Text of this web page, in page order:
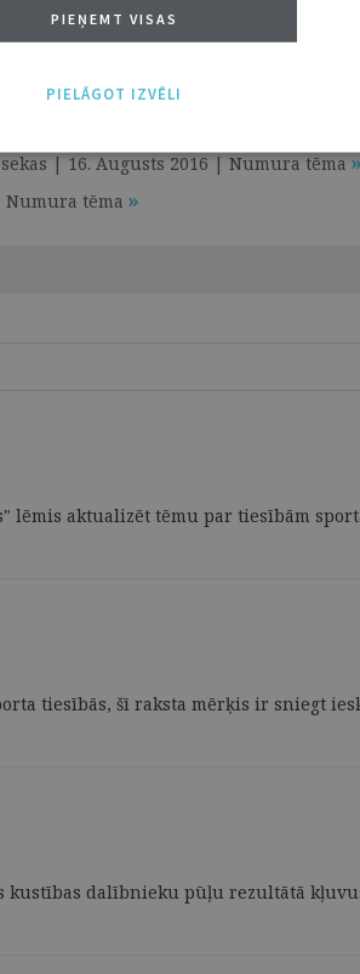
| 16. Augusts 2016 | Numura tēma
| 16. Augusts 2016 | Numura tēma
tēma
lēmis aktualizēt tēmu par tiesībām
tiesībās, šī raksta mērķis ir sniegt
dalībnieku pūļu rezultātā
PIEŅEMT VISAS
PIELĀGOT IZVĒLI